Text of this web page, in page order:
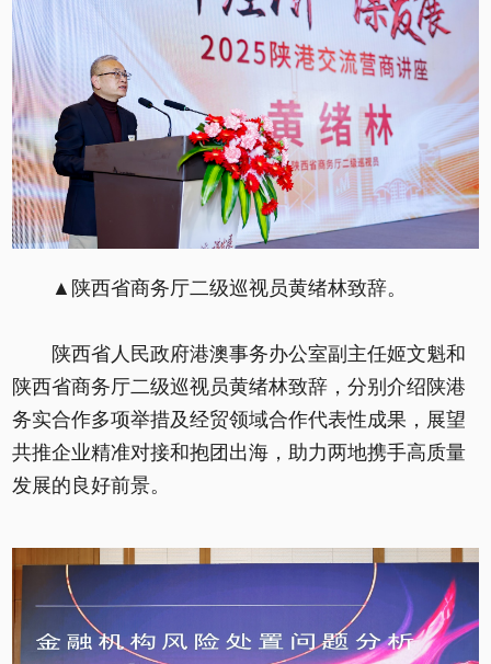
▲陕西省商务厅二级巡视员黄绪林致辞。
陕西省人民政府港澳事务办公室副主任姬文魁和
陕西省商务厅二级巡视员黄绪林致辞，分别介绍陕港
务实合作多项举措及经贸领域合作代表性成果，展望
共推企业精准对接和抱团出海，助力两地携手高质量
发展的良好前景。